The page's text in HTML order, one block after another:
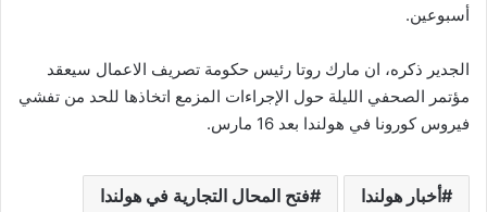
أسبوعين.
الجدير ذكره، ان مارك روتا رئيس حكومة تصريف الاعمال سيعقد
مؤتمر الصحفي الليلة حول الإجراءات المزمع اتخاذها للحد من تفشي
فيروس كورونا في هولندا بعد 16 مارس.
أخبار هولندا فتح المحال التجارية في هولندا